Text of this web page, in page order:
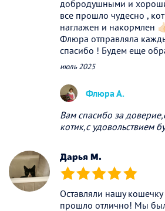
добродушными и
все прошло чудесно ,
наглажен и накормлен
Флюра отправляла
спасибо ! Будем еще
июль 2025
Флюра А.
Вам спасибо за
котик,с удовольствием
Дарья М.
(*) (*) (*) (*) (*)
Оставляли нашу кошечку
прошло отлично! Мы